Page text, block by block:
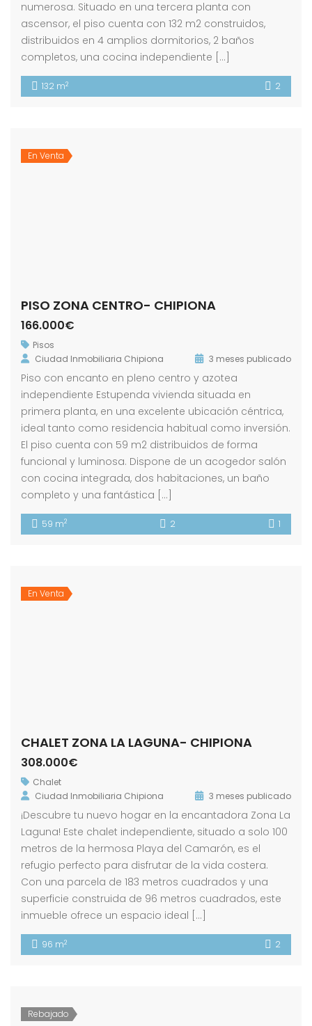
numerosa. Situado en una tercera planta con
ascensor, el piso cuenta con 132 m2 construidos,
distribuidos en 4 amplios dormitorios, 2 baños
completos, una cocina independiente […]
132 m2 2
En Venta
PISO ZONA CENTRO- CHIPIONA
166.000€
Pisos
Ciudad Inmobiliaria Chipiona
3 meses publicado
Piso con encanto en pleno centro y azotea
independiente Estupenda vivienda situada en
primera planta, en una excelente ubicación céntrica,
ideal tanto como residencia habitual como inversión.
El piso cuenta con 59 m2 distribuidos de forma
funcional y luminosa. Dispone de un acogedor salón
con cocina integrada, dos habitaciones, un baño
completo y una fantástica […]
59 m2 2 1
En Venta
CHALET ZONA LA LAGUNA- CHIPIONA
308.000€
Chalet
Ciudad Inmobiliaria Chipiona
3 meses publicado
¡Descubre tu nuevo hogar en la encantadora Zona La
Laguna! Este chalet independiente, situado a solo 100
metros de la hermosa Playa del Camarón, es el
refugio perfecto para disfrutar de la vida costera.
Con una parcela de 183 metros cuadrados y una
superficie construida de 96 metros cuadrados, este
inmueble ofrece un espacio ideal […]
96 m2 2
Rebajado